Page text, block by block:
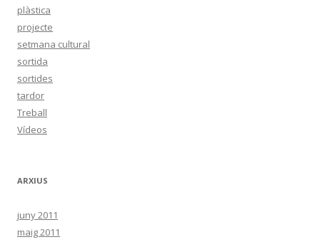
plàstica
projecte
setmana cultural
sortida
sortides
tardor
Treball
Vídeos
ARXIUS
juny 2011
maig 2011